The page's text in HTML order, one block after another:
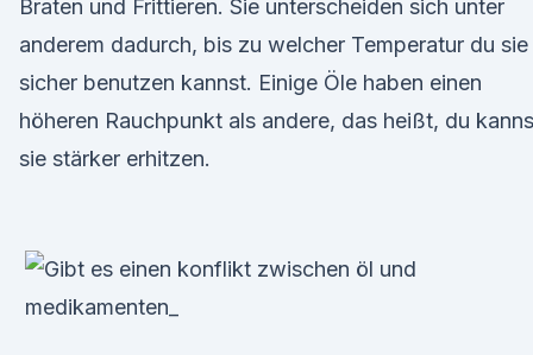
Braten und Frittieren. Sie unterscheiden sich unter
anderem dadurch, bis zu welcher Temperatur du sie
sicher benutzen kannst. Einige Öle haben einen
höheren Rauchpunkt als andere, das heißt, du
sie stärker erhitzen.